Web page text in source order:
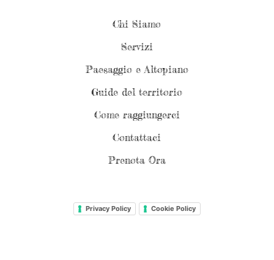
Chi Siamo
Servizi
Paesaggio e Altopiano
Guide del territorio
Come raggiungerci
Contattaci
Prenota Ora
Privacy Policy Cookie Policy